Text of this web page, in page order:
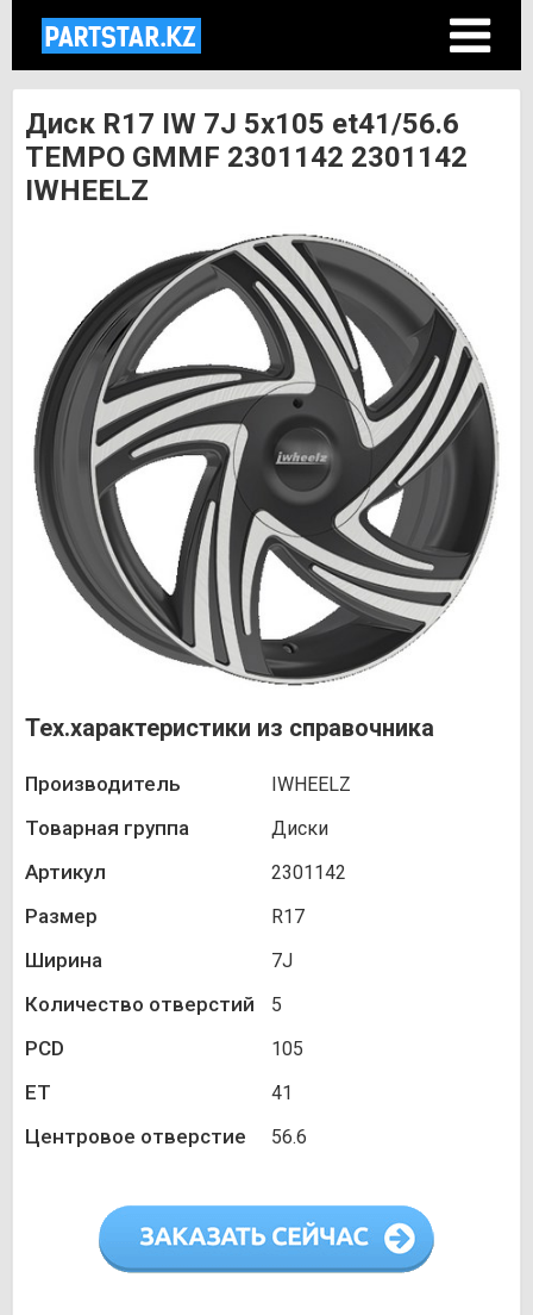
Диск R17 IW 7J 5х105 et41/56.6
TEMPO GMMF 2301142 2301142
IWHEELZ
Тех.характеристики из справочника
Производитель IWHEELZ
Товарная группа Диски
Артикул 2301142
Размер R17
Ширина 7J
Количество отверстий 5
PCD 105
ET 41
Центровое отверстие 56.6